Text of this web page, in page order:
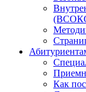
Как